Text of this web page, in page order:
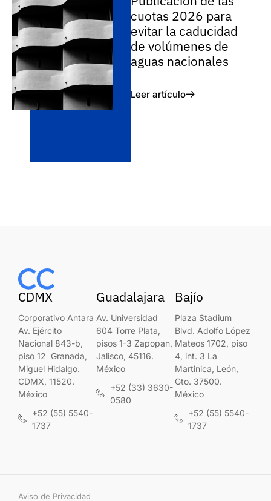
cuotas 2026 para
evitar la caducidad
de volúmenes de
aguas nacionales
Leer artículo
CDMX
Corporativo Antara
Av. Ejército
Nacional 843-b,
piso 12 Granada,
Miguel Hidalgo.
CDMX, 11520.
México
+52 (55) 5540-
1737
Guadalajara
Av. Universidad
604 Torre Plata,
pisos 1-3 Zapopan,
Jalisco, 45116.
México
+52 (33) 3630-
0580
Bajío
Plaza Stadium
Blvd. Adolfo López
Mateos 1702, piso
4, int. 3 La
Martinica, León,
Gto. 37500.
México
+52 (55) 5540-
1737
Aviso de Privacidad